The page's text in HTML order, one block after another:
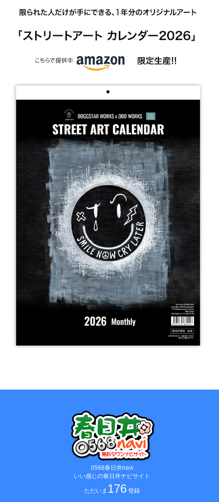
0568春日井navi
いい感じの春日井ナビサイト
ただいま 176 登録